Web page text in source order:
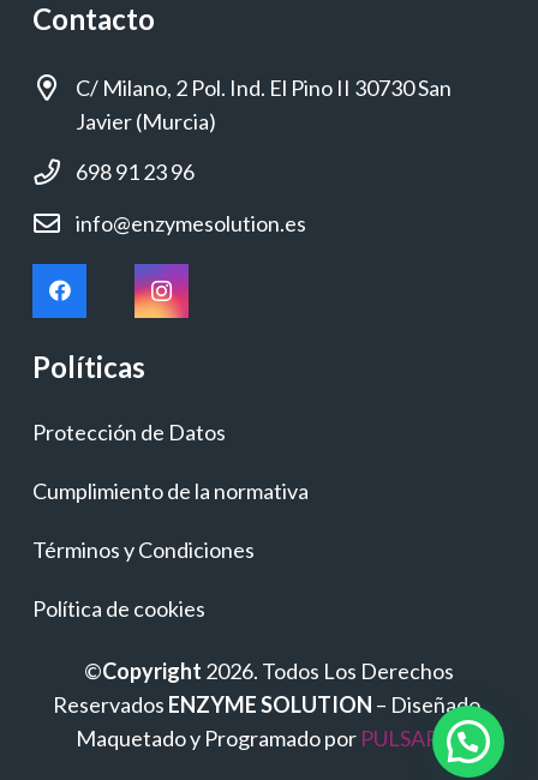
Contacto
C/ Milano, 2 Pol. Ind. El Pino II 30730 San
Javier (Murcia)
698 91 23 96
info@enzymesolution.es
Políticas
Protección de Datos
Cumplimiento de la normativa
Términos y Condiciones
Política de cookies
©Copyright 2026. Todos Los Derechos
Reservados ENZYME SOLUTION – Diseñado,
Maquetado y Programado por PULSAP.es